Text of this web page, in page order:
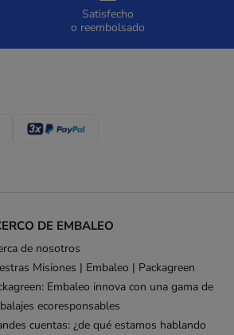
Satisfecho
o reembolsado
DE EMBALEO
de nosotros
Misiones | Embaleo | Packagreen
Embaleo innova con una gama de
ecoresponsables
cuentas: ¿de qué estamos hablando